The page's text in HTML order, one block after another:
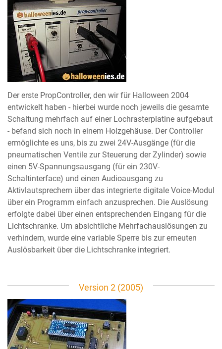
Der erste PropController, den wir für Halloween 2004
entwickelt haben - hierbei wurde noch jeweils die gesamte
Schaltung mehrfach auf einer Lochrasterplatine aufgebaut
- befand sich noch in einem Holzgehäuse. Der Controller
ermöglichte es uns, bis zu zwei 24V-Ausgänge (für die
pneumatischen Ventile zur Steuerung der Zylinder) sowie
einen 5V-Spannungsausgang (für ein 230V-
Schaltinterface) und einen Audioausgang zu
Aktivlautsprechern über das integrierte digitale Voice-Modul
über ein Programm einfach anzusprechen. Die Auslösung
erfolgte dabei über einen entsprechenden Eingang für die
Lichtschranke. Um absichtliche Mehrfachauslösungen zu
verhindern, wurde eine variable Sperre bis zur erneuten
Auslösbarkeit über die Lichtschranke integriert.
Version 2 (2005)